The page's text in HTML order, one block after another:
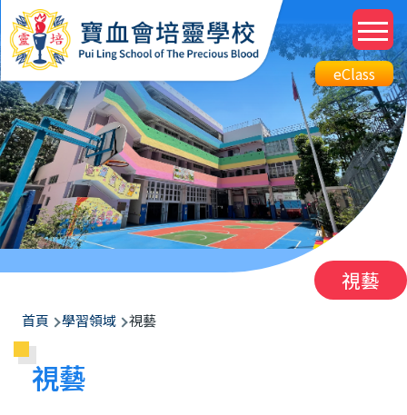
移至主內容
Top
eClass
Btn
eClass
視藝
導
航
連
首頁 學習領域 視藝
視藝